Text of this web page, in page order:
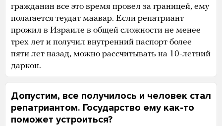
гражданин все это время провел за границей, ему
полагается теудат маавар. Если репатриант
прожил в Израиле в общей сложности не менее
трех лет и получил внутренний паспорт более
пяти лет назад, можно рассчитывать на 10-летний
даркон.
Допустим, все получилось и человек стал
репатриантом. Государство ему как-то
поможет устроиться?